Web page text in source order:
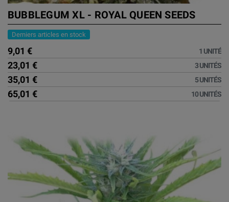
BUBBLEGUM XL - ROYAL QUEEN SEEDS
Derniers articles en stock
9,01 € 1 UNITÉ
23,01 € 3 UNITÉS
35,01 € 5 UNITÉS
65,01 € 10 UNITÉS